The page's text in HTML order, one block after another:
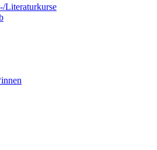
Literaturkurse